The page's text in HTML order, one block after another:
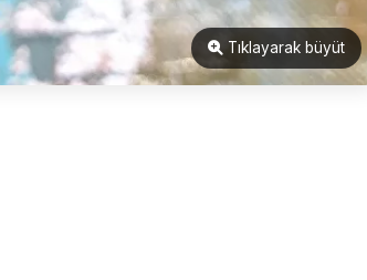
Tıklayarak büyüt